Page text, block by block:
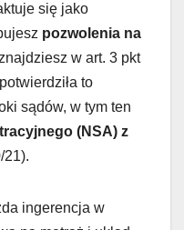
się jako
pozwolenia na
w art. 3 pkt
to
sądów, w tym ten
(NSA) z
21).
ingerencja w